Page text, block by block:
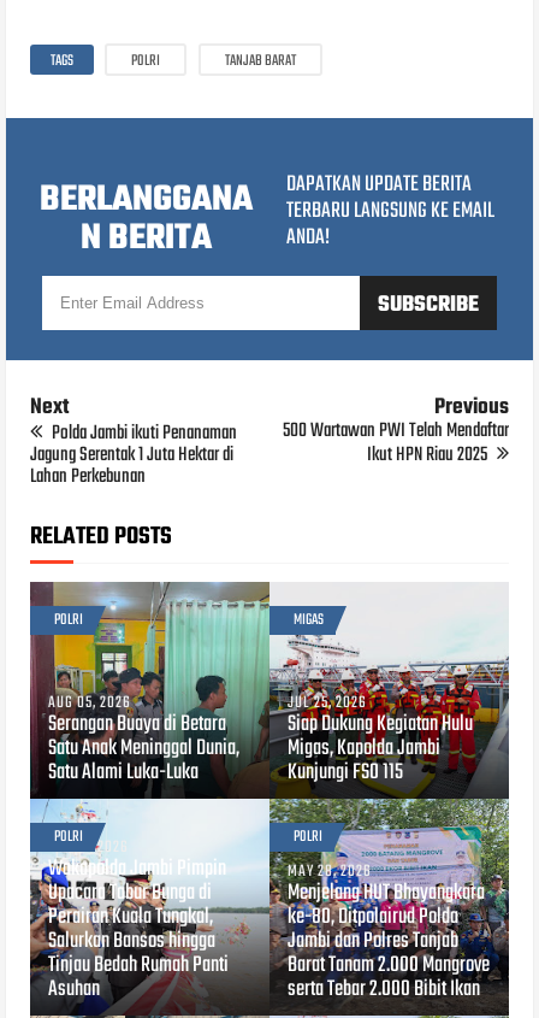
TAGS POLRI TANJAB BARAT
BERLANGGANA
N BERITA
DAPATKAN UPDATE BERITA
TERBARU LANGSUNG KE EMAIL
ANDA!
Next
Polda Jambi ikuti Penanaman
Jagung Serentak 1 Juta Hektar di
Lahan Perkebunan
Previous
500 Wartawan PWI Telah Mendaftar
Ikut HPN Riau 2025
RELATED POSTS
POLRI
AUG 05, 2026
Serangan Buaya di Betara
Satu Anak Meninggal Dunia,
Satu Alami Luka-Luka
MIGAS
JUL 25, 2026
Siap Dukung Kegiatan Hulu
Migas, Kapolda Jambi
Kunjungi FSO 115
POLRI
JUN 24, 2026
Wakapolda Jambi Pimpin
Upacara Tabur Bunga di
Perairan Kuala Tungkal,
Salurkan Bansos hingga
Tinjau Bedah Rumah Panti
Asuhan
POLRI
MAY 28, 2026
Menjelang HUT Bhayangkara
ke-80, Ditpolairud Polda
Jambi dan Polres Tanjab
Barat Tanam 2.000 Mangrove
serta Tebar 2.000 Bibit Ikan